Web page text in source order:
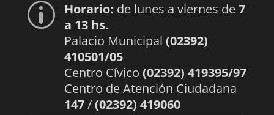
p Horario: de lunes a viernes de7
a 13 hs.
Palacio Municipal (02392)
410501/05
Centro Cívico (02392) 419395/97
Centro de Atención Ciudadana
147/(02392) 419060